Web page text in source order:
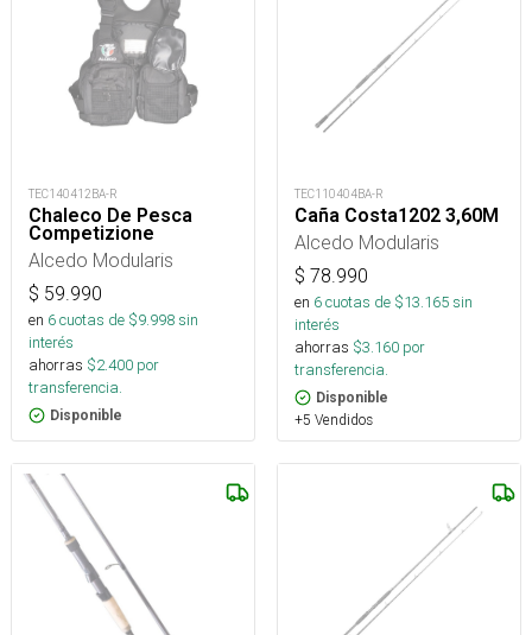
TEC140412BA-R
Chaleco De Pesca
Competizione
Alcedo Modularis
$ 59.990
en 6cuotas de $9.998sin
interés
ahorras $2.400 por
transferencia.
Disponible
TEC110404BA-R
Caña Costa1202 3,60M
Alcedo Modularis
$ 78.990
en 6cuotas de $13.165sin
interés
ahorras $3.160 por
transferencia.
Disponible
+5 Vendidos